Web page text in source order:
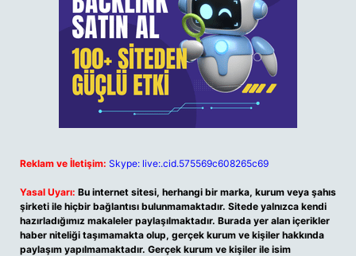
Reklam ve İletişim: Skype: live:.cid.575569c608265c69
Yasal Uyarı: Bu internet sitesi, herhangi bir marka, kurum veya şahıs
şirketi ile hiçbir bağlantısı bulunmamaktadır. Sitede yalnızca kendi
hazırladığımız makaleler paylaşılmaktadır. Burada yer alan içerikler
haber niteliği taşımamakta olup, gerçek kurum ve kişiler hakkında
paylaşım yapılmamaktadır. Gerçek kurum ve kişiler ile isim